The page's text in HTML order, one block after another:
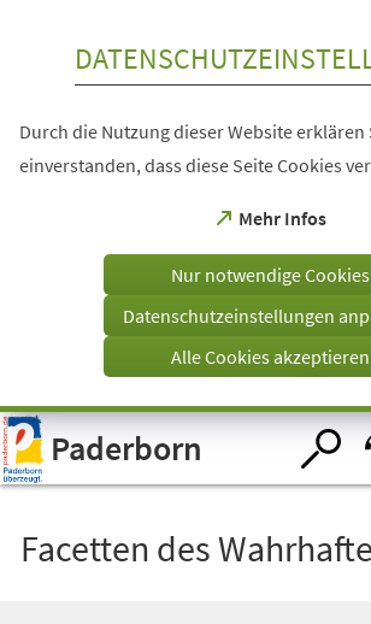
Visuelle
Assistenzsoftware
öffnen.
Durch die Nutzung dieser Website erklären
einverstanden, dass diese Seite Cookies
Mehr Infos
(Öffnet
einem
Tab)
Nur notwendige Cookies
Datenschutzeinstellungen
Alle Cookies akzeptieren
Paderborn
Facetten des